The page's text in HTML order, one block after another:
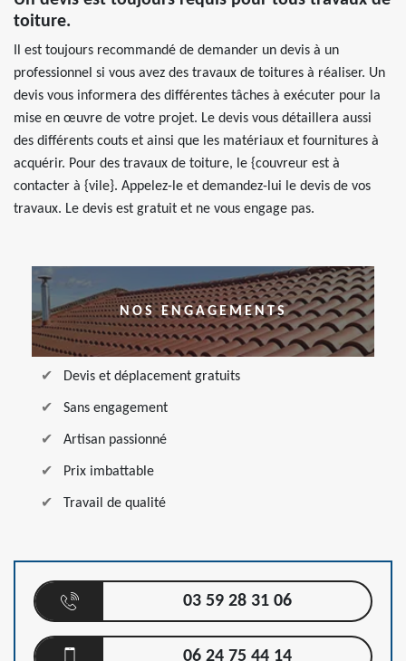
toiture.
Il est toujours recommandé de demander un devis à un
professionnel si vous avez des travaux de toitures à réaliser. Un
devis vous informera des différentes tâches à exécuter pour la
mise en œuvre de votre projet. Le devis vous détaillera aussi
des différents couts et ainsi que les matériaux et fournitures à
acquérir. Pour des travaux de toiture, le {couvreur est à
contacter à {vile}. Appelez-le et demandez-lui le devis de vos
travaux. Le devis est gratuit et ne vous engage pas.
NOS ENGAGEMENTS
Devis et déplacement gratuits
Sans engagement
Artisan passionné
Prix imbattable
Travail de qualité
03 59 28 31 06
06 24 75 44 14